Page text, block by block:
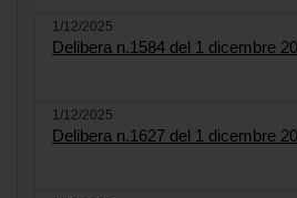
1/12/2025
Delibera n.1584 del 1 dicembre
1/12/2025
Delibera n.1627 del 1 dicembre